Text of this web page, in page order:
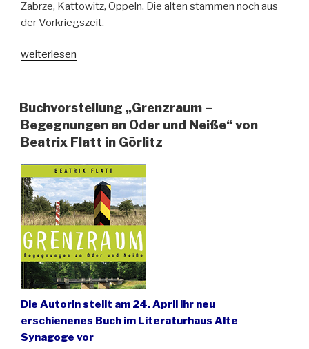
Zabrze, Kattowitz, Oppeln. Die alten stammen noch aus
der Vorkriegszeit.
„Oberschlesiens
weiterlesen
Buchvorstellung „Grenzraum –
Begegnungen an Oder und Neiße“ von
Beatrix Flatt in Görlitz
Die Autorin stellt am 24. April ihr neu
erschienenes Buch im Literaturhaus Alte
Synagoge vor